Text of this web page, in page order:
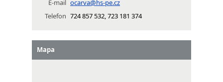
E-mail ocarva@hs-pe.cz
Telefon 724 857 532, 723 181 374
Mapa